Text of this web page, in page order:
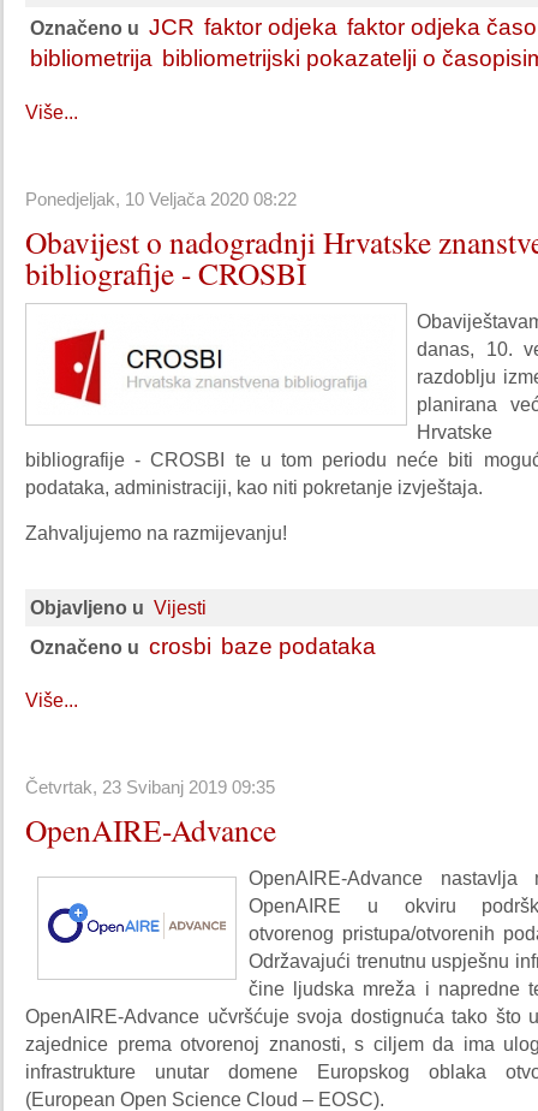
Označeno u JCR faktor odjeka faktor odjeka
bibliometrija bibliometrijski pokazatelji o
Više...
Ponedjeljak, 10 Veljača 2020 08:22
Obavijest o nadogradnji Hrvatske
bibliografije - CROSBI
danas, 10.
razdoblju
planirana
Hrvatske
bibliografije - CROSBI te u tom periodu neće biti
podataka, administraciji, kao niti pokretanje izvještaja.
Zahvaljujemo na razmijevanju!
Objavljeno u Vijesti
Označeno u crosbi baze podataka
Više...
Četvrtak, 23 Svibanj 2019 09:35
OpenAIRE-Advance
OpenAIRE-Advance nastavlja
OpenAIRE u okviru
otvorenog pristupa/otvorenih
Održavajući trenutnu uspješnu
čine ljudska mreža i napredne
OpenAIRE-Advance učvršćuje svoja dostignuća tako što
zajednice prema otvorenoj znanosti, s ciljem da ima
infrastrukture unutar domene Europskog oblaka
(European Open Science Cloud – EOSC).